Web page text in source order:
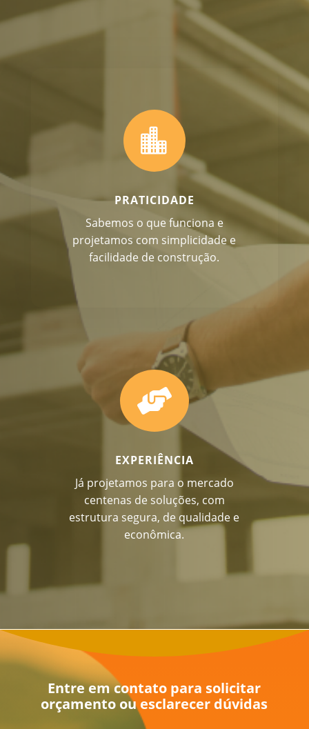

PRATICIDADE
Sabemos o que funciona e
projetamos com simplicidade e
facilidade de construção.

EXPERIÊNCIA
Já projetamos para o mercado
centenas de soluções, com
estrutura segura, de qualidade e
econômica.
Entre em contato para solicitar
orçamento ou esclarecer dúvidas